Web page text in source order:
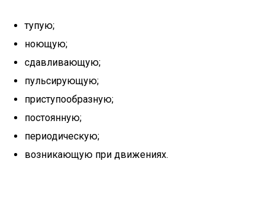
тупую;
ноющую;
сдавливающую;
пульсирующую;
приступообразную;
постоянную;
периодическую;
возникающую при движениях.